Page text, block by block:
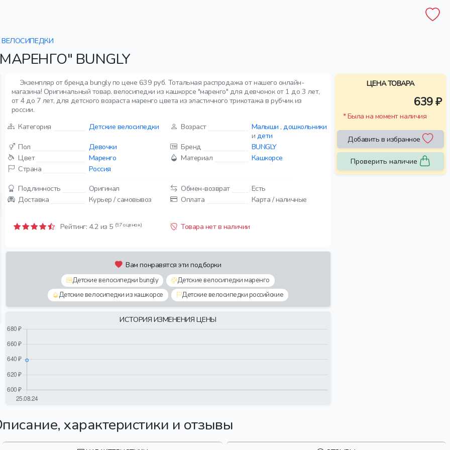
ВЕЛОСИПЕДКИ
BUNGLY
Экземпляр от бренда bungly по цене 639 руб. Тотальная распродажа от нашего онлайн-
магазина! Оригинальный товар. велосипедки из кашкорсе "маренго" для девчонок от 1 до 3 лет,
от 4 до 7 лет, для детского возраста маренго цвета из эластичного трикотажа в рубчик из
россии.
Категория
Детские велосипедки Возраст Малыши ,дошкольники
и дети
Пол
Девочки Бренд
BUNGLY
Цвет
Маренго Материал
Кашкорсе
Страна
Россия
Подлинность
Оригинал Обмен-возврат
Есть
Доставка
Курьер / самовывоз Оплата Карта / наличные
Рейтинг: 4.2 из 5 (97 оценок) Товара нет в наличии
Вам понравятся эти подборки
Детские велосипедки bungly
Детские велосипедки маренго
Детские велосипедки из кашкорсе
Детские велосипедки российские
ИСТОРИЯ ИЗМЕНЕНИЯ ЦЕНЫ
ЦЕНА ТОВАРА
639 ₽
* Была на момент наличия
Добавить в избранное
Проверить наличие
характеристики и отзывы